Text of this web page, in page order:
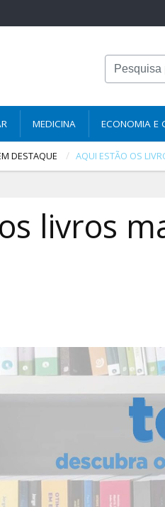
MEDICINA ECONOMIA E
DESTAQUE AQUI ESTÃO OS
livros